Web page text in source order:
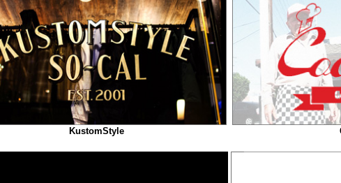
KustomStyle